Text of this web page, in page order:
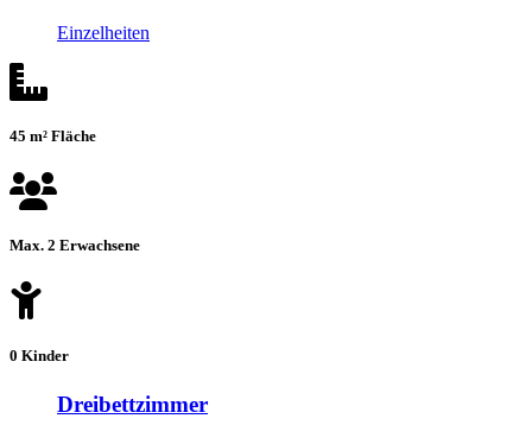
Einzelheiten
45 m² Fläche
Max. 2 Erwachsene
0 Kinder
Dreibettzimmer